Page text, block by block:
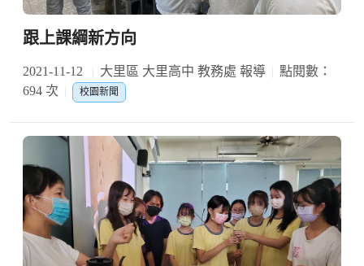
跟上課綱新方向
2021-11-12 大里區 大里高中 教務處 報導
點閱數：
694 次
校園新聞